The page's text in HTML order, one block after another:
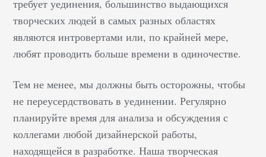
вы можете и в каких
работаете. Какая цель
создания сайта
дизайнера Образцы
способ убедить клиента,
вы справитесь с
требует уединения, большинство выдающихся
творческих людей в самых разных областях
являются интровертами или, по крайней мере,
любят проводить больше времени в одиночестве.
Тем не менее, мы должны быть осторожны, чтобы
не переусердствовать в уединении. Регулярно
планируйте время для анализа и обсуждения с
коллегами любой дизайнерской работы,
находящейся в разработке. Наша творческая